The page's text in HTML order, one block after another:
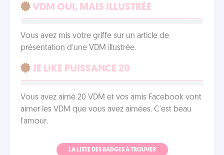
VDM OUI, MAIS ILLUSTRÉE
Vous avez mis votre griffe sur un article de
présentation d'une VDM illustrée.
JE LIKE PUISSANCE 20
Vous avez aimé 20 VDM et vos amis Facebook vont
aimer les VDM que vous avez aimées. C'est beau
l'amour.
LA LISTE DES BADGES À TROUVER